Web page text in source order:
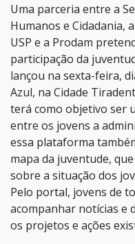
Uma parceria entre a
Humanos e Cidadania,
USP e a Prodam
participação da
lançou na sexta-feira,
Azul, na Cidade
terá como objetivo ser
entre os jovens a
essa plataforma
mapa da juventude,
sobre a situação dos
Pelo portal, jovens de
acompanhar notícias e
os projetos e ações